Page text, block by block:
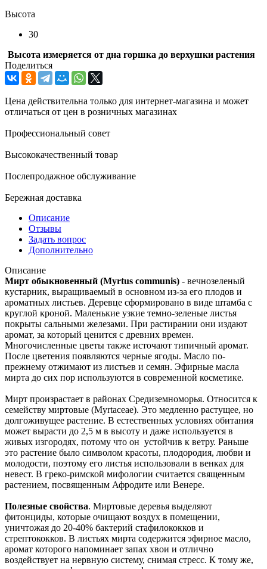
Высота
30
Высота измеряется от дна горшка до верхушки растения
Поделиться
Цена действительна только для интернет-магазина и может
отличаться от цен в розничных магазинах
Профессиональный совет
Высококачественный товар
Послепродажное обслуживание
Бережная доставка
Описание
Отзывы
Задать вопрос
Дополнительно
Описание
Мирт обыкновенный (Myrtus communis) - вечнозеленый
кустарник, выращиваемый в основном из-за его плодов и
ароматных листьев. Деревце сформировано в виде штамба с
круглой кроной. Маленькие узкие темно-зеленые листья
покрыты сальными железами. При растирании они издают
аромат, за который ценится с древних времен.
Многочисленные цветы также источают типичный аромат.
После цветения появляются черные ягоды. Масло по-
прежнему отжимают из листьев и семян. Эфирные масла
мирта до сих пор используются в современной косметике.
Мирт произрастает в районах Средиземноморья. Относится к
семейству миртовые (Myrtaceae). Это медленно растущее, но
долгоживущее растение. В естественных условиях обитания
может вырасти до 2,5 м в высоту и даже используется в
живых изгородях, потому что он устойчив к ветру. Раньше
это растение было символом красоты, плодородия, любви и
молодости, поэтому его листья использовали в венках для
невест. В греко-римской мифологии считается священным
растением, посвященным Афродите или Венере.
Полезные свойства. Миртовые деревья выделяют
фитонциды, которые очищают воздух в помещении,
уничтожая до 20-40% бактерий стафилококков и
стрептококков. В листьях мирта содержится эфирное масло,
аромат которого напоминает запах хвои и отлично
воздействует на нервную систему, снимая стресс. К тому же,